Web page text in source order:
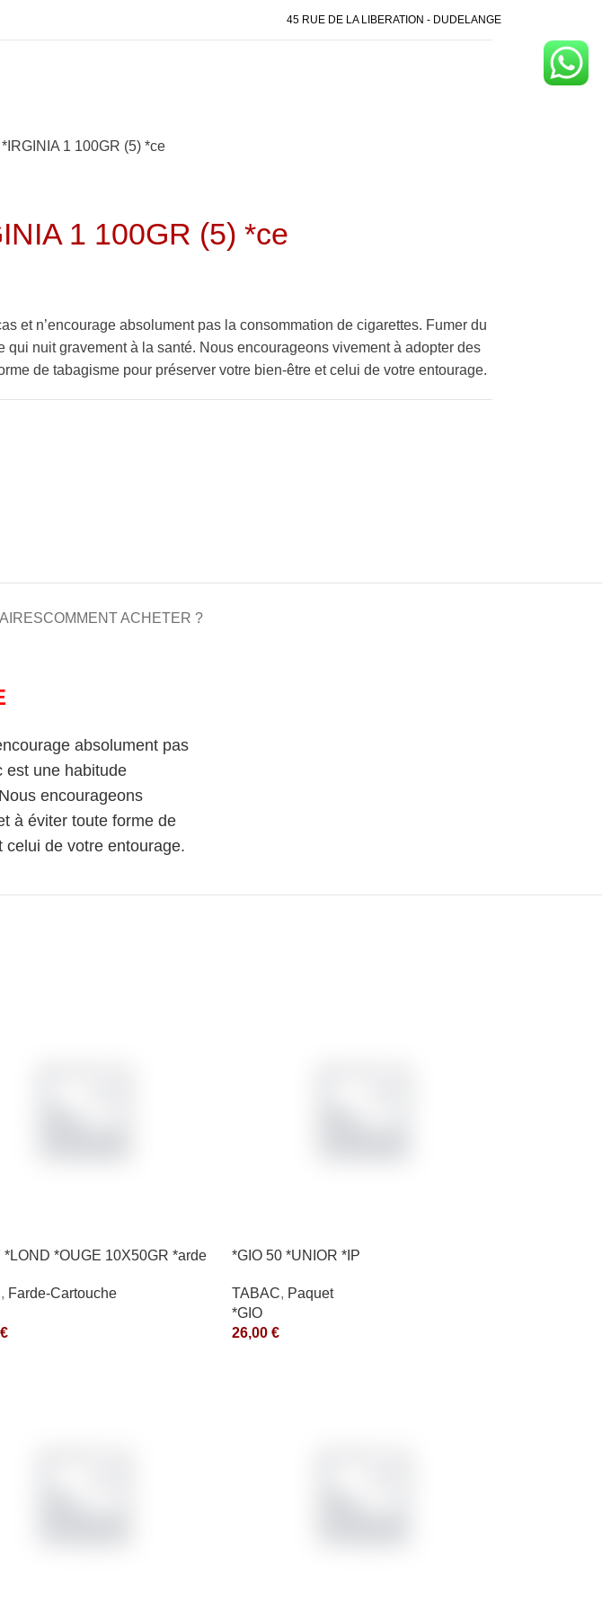
45 RUE DE LA LIBERATION - DUDELANGE
1 100GR (5) *ce
1 100GR (5) *ce
et n’encourage absolument pas la consommation de cigarettes. Fumer du
qui nuit gravement à la santé. Nous encourageons vivement à adopter des
de tabagisme pour préserver votre bien-être et celui de votre entourage.
COMMENT ACHETER ?
absolument pas
est une habitude
encourageons
à éviter toute forme de
de votre entourage.
*LOND *OUGE 10X50GR *arde
, Farde-Cartouche
€
*GIO 50 *UNIOR *IP
TABAC, Paquet
*GIO
26,00 €